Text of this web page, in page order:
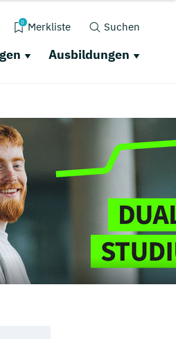
0 Merkliste Suchen
Ausbildungen